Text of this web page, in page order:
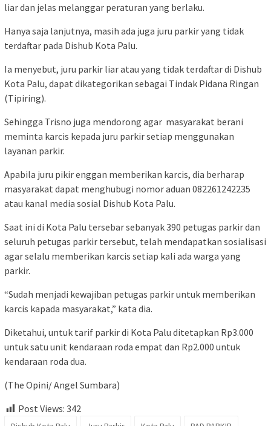
liar dan jelas melanggar peraturan yang berlaku.
Hanya saja lanjutnya, masih ada juga juru parkir yang tidak
terdaftar pada Dishub Kota Palu.
Ia menyebut, juru parkir liar atau yang tidak terdaftar di Dishub
Kota Palu, dapat dikategorikan sebagai Tindak Pidana Ringan
(Tipiring).
Sehingga Trisno juga mendorong agar masyarakat berani
meminta karcis kepada juru parkir setiap menggunakan
layanan parkir.
Apabila juru pikir enggan memberikan karcis, dia berharap
masyarakat dapat menghubugi nomor aduan 082261242235
atau kanal media sosial Dishub Kota Palu.
Saat ini di Kota Palu tersebar sebanyak 390 petugas parkir dan
seluruh petugas parkir tersebut, telah mendapatkan sosialisasi
agar selalu memberikan karcis setiap kali ada warga yang
parkir.
“Sudah menjadi kewajiban petugas parkir untuk memberikan
karcis kapada masyarakat,” kata dia.
Diketahui, untuk tarif parkir di Kota Palu ditetapkan Rp3.000
untuk satu unit kendaraan roda empat dan Rp2.000 untuk
kendaraan roda dua.
(The Opini/ Angel Sumbara)
Post Views: 342